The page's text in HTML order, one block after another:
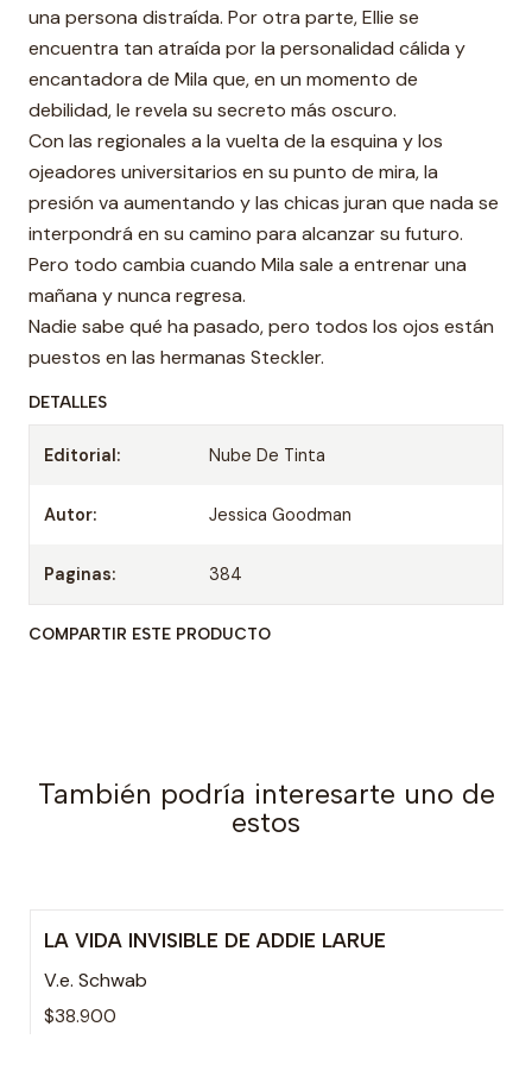
una persona distraída. Por otra parte, Ellie se
encuentra tan atraída por la personalidad cálida y
encantadora de Mila que, en un momento de
debilidad, le revela su secreto más oscuro.
Con las regionales a la vuelta de la esquina y los
ojeadores universitarios en su punto de mira, la
presión va aumentando y las chicas juran que nada se
interpondrá en su camino para alcanzar su futuro.
Pero todo cambia cuando Mila sale a entrenar una
mañana y nunca regresa.
Nadie sabe qué ha pasado, pero todos los ojos están
puestos en las hermanas Steckler.
DETALLES
Editorial: Nube De Tinta
Autor: Jessica Goodman
Paginas: 384
COMPARTIR ESTE PRODUCTO
También podría interesarte uno de
estos
Agotado
LA VIDA INVISIBLE DE ADDIE LARUE
V.e. Schwab
$38.900